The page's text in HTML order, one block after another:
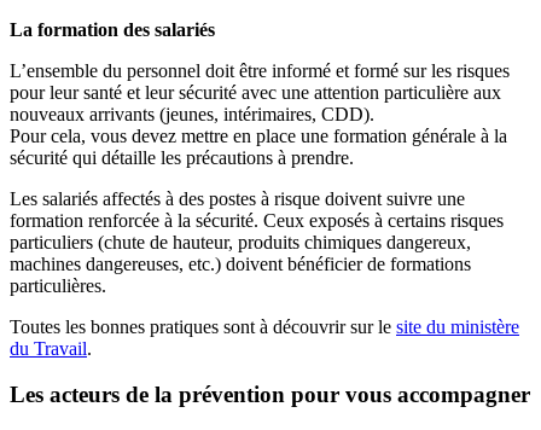
La formation des salariés
L’ensemble du personnel doit être informé et formé sur les risques
pour leur santé et leur sécurité avec une attention particulière aux
nouveaux arrivants (jeunes, intérimaires, CDD).
Pour cela, vous devez mettre en place une formation générale à la
sécurité qui détaille les précautions à prendre.
Les salariés affectés à des postes à risque doivent suivre une
formation renforcée à la sécurité. Ceux exposés à certains risques
particuliers (chute de hauteur, produits chimiques dangereux,
machines dangereuses, etc.) doivent bénéficier de formations
particulières.
Toutes les bonnes pratiques sont à découvrir sur le site du ministère
du Travail.
Les acteurs de la prévention pour vous accompagner